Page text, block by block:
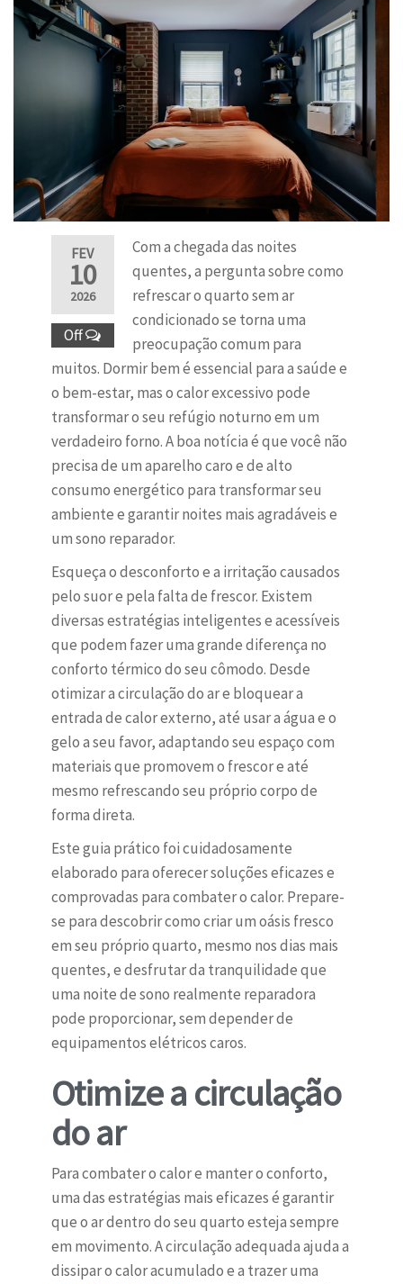
FEV
10
2026
Off
Com a chegada das noites
quentes, a pergunta sobre como
refrescar o quarto sem ar
condicionado se torna uma
preocupação comum para
muitos. Dormir bem é essencial para a saúde e
o bem-estar, mas o calor excessivo pode
transformar o seu refúgio noturno em um
verdadeiro forno. A boa notícia é que você não
precisa de um aparelho caro e de alto
consumo energético para transformar seu
ambiente e garantir noites mais agradáveis e
um sono reparador.
Esqueça o desconforto e a irritação causados
pelo suor e pela falta de frescor. Existem
diversas estratégias inteligentes e acessíveis
que podem fazer uma grande diferença no
conforto térmico do seu cômodo. Desde
otimizar a circulação do ar e bloquear a
entrada de calor externo, até usar a água e o
gelo a seu favor, adaptando seu espaço com
materiais que promovem o frescor e até
mesmo refrescando seu próprio corpo de
forma direta.
Este guia prático foi cuidadosamente
elaborado para oferecer soluções eficazes e
comprovadas para combater o calor. Prepare-
se para descobrir como criar um oásis fresco
em seu próprio quarto, mesmo nos dias mais
quentes, e desfrutar da tranquilidade que
uma noite de sono realmente reparadora
pode proporcionar, sem depender de
equipamentos elétricos caros.
Otimize a circulação
do ar
Para combater o calor e manter o conforto,
uma das estratégias mais eficazes é garantir
que o ar dentro do seu quarto esteja sempre
em movimento. A circulação adequada ajuda a
dissipar o calor acumulado e a trazer uma